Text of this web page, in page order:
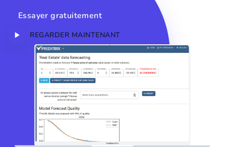
Essayer gratuitement
REGARDER MAINTENANT